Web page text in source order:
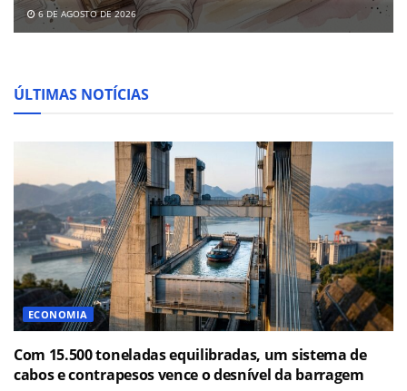
6 DE AGOSTO DE 2026
ÚLTIMAS NOTÍCIAS
ECONOMIA
Com 15.500 toneladas equilibradas, um sistema de
cabos e contrapesos vence o desnível da barragem